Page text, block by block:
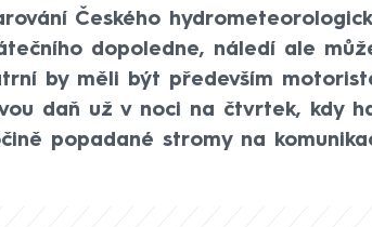
Českého
dopoledne, náledí ale
by měli být především
daň už v noci na čtvrtek, kdy
popadané stromy na